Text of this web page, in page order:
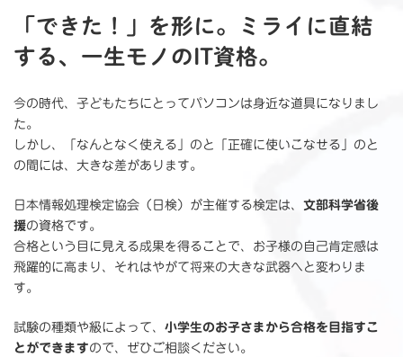
「できた！」を形に。ミライに直結
する、一生モノのIT資格。
今の時代、子どもたちにとってパソコンは身近な道具になりまし
た。
しかし、「なんとなく使える」のと「正確に使いこなせる」のと
の間には、大きな差があります。
日本情報処理検定協会（日検）が主催する検定は、 文部科学省後
援の資格です。
合格という目に見える成果を得ることで、お子様の自己肯定感は
飛躍的に高まり、それはやがて将来の大きな武器へと変わりま
す。
試験の種類や級によって、 小学生のお子さまから合格を目指すこ
とができますので、ぜひご相談ください。